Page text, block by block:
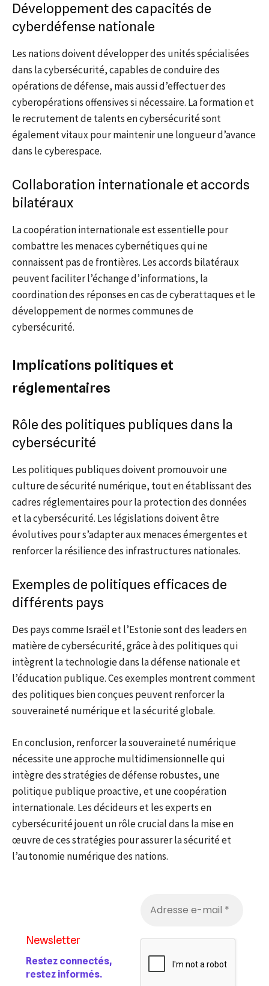
Développement des capacités de
cyberdéfense nationale
Les nations doivent développer des unités spécialisées
dans la cybersécurité, capables de conduire des
opérations de défense, mais aussi d’effectuer des
cyberopérations offensives si nécessaire. La formation et
le recrutement de talents en cybersécurité sont
également vitaux pour maintenir une longueur d’avance
dans le cyberespace.
Collaboration internationale et accords
bilatéraux
La coopération internationale est essentielle pour
combattre les menaces cybernétiques qui ne
connaissent pas de frontières. Les accords bilatéraux
peuvent faciliter l’échange d’informations, la
coordination des réponses en cas de cyberattaques et le
développement de normes communes de
cybersécurité.
Implications politiques et
réglementaires
Rôle des politiques publiques dans la
cybersécurité
Les politiques publiques doivent promouvoir une
culture de sécurité numérique, tout en établissant des
cadres réglementaires pour la protection des données
et la cybersécurité. Les législations doivent être
évolutives pour s’adapter aux menaces émergentes et
renforcer la résilience des infrastructures nationales.
Exemples de politiques efficaces de
différents pays
Des pays comme Israël et l’Estonie sont des leaders en
matière de cybersécurité, grâce à des politiques qui
intègrent la technologie dans la défense nationale et
l’éducation publique. Ces exemples montrent comment
des politiques bien conçues peuvent renforcer la
souveraineté numérique et la sécurité globale.
En conclusion, renforcer la souveraineté numérique
nécessite une approche multidimensionnelle qui
intègre des stratégies de défense robustes, une
politique publique proactive, et une coopération
internationale. Les décideurs et les experts en
cybersécurité jouent un rôle crucial dans la mise en
œuvre de ces stratégies pour assurer la sécurité et
l’autonomie numérique des nations.
Newsletter
Restez connectés,
restez informés.